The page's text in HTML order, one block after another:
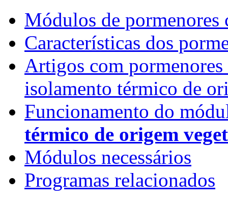
Módulos de
Características dos
Artigos com
isolamento térmico de
Funcionamento do
térmico de origem
Módulos necessários
Programas relacionados